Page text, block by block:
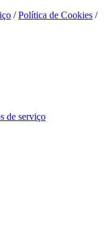
/Política de Cookies /
de serviço